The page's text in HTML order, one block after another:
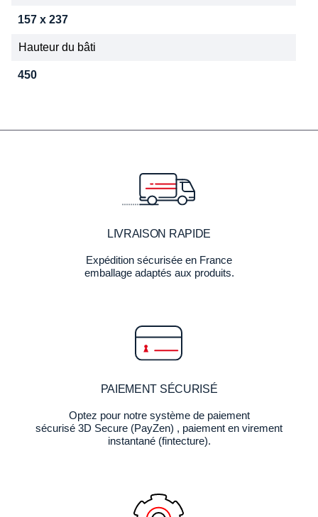
157 x 237
Hauteur du bâti
450
LIVRAISON RAPIDE
Expédition sécurisée en France
emballage adaptés aux produits.
PAIEMENT SÉCURISÉ
Optez pour notre système de paiement
sécurisé 3D Secure (PayZen) , paiement en virement
instantané (fintecture).